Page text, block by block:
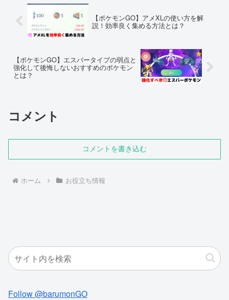
【ポケモンGO】アメXLの使い方を解
説！効率良く集める方法とは？
【ポケモンGO】エスパータイプの弱点と
強化して後悔しないおすすめのポケモン
とは？
コメント
コメントを書き込む
ホーム お役立ち情報
Follow @barumonGO